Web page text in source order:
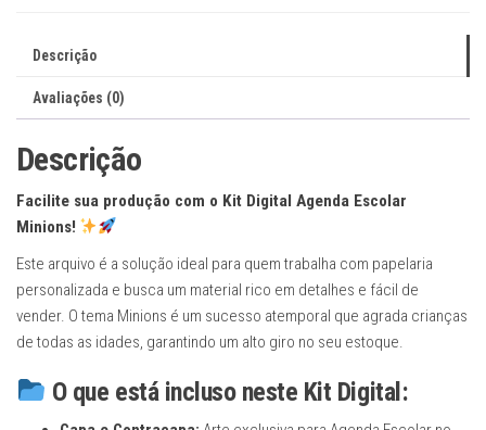
Completo
quantidade
Descrição
Avaliações (0)
Descrição
Facilite sua produção com o Kit Digital Agenda Escolar
Minions!
Este arquivo é a solução ideal para quem trabalha com papelaria
personalizada e busca um material rico em detalhes e fácil de
vender. O tema Minions é um sucesso atemporal que agrada crianças
de todas as idades, garantindo um alto giro no seu estoque.
O que está incluso neste Kit Digital: